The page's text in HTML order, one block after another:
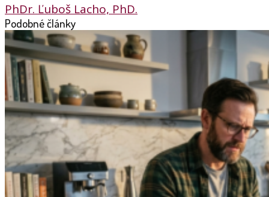
PhDr. Ľuboš Lacho, PhD.
Podobné články